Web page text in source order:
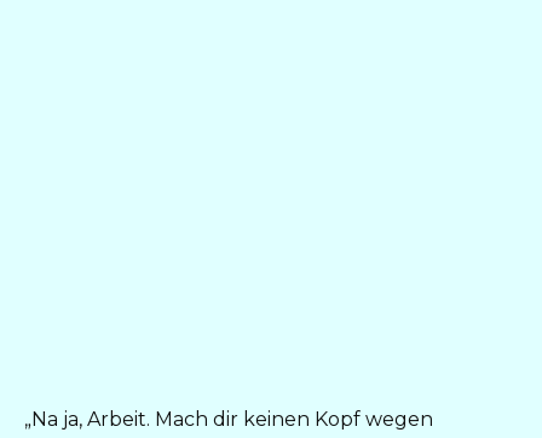
„Na ja, Arbeit. Mach dir keinen Kopf wegen